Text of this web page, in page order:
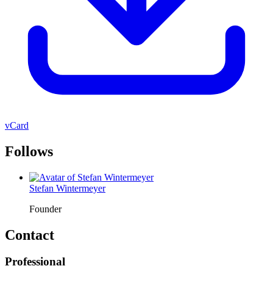
vCard
Follows
Stefan Wintermeyer
Founder
Contact
Professional